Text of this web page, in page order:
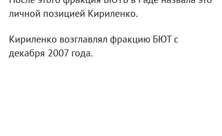
личной позицией Кириленко.
Кириленко возглавлял фракцию БЮТ с
декабря 2007 года.